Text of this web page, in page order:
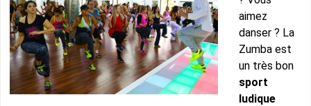
aimez
danser ? La
Zumba est
un très bon
sport
ludique